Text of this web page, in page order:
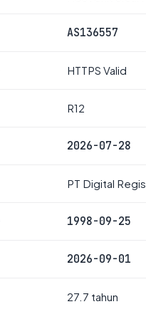
AS136557
HTTPS Valid
R12
2026-07-28
PT Digital
1998-09-25
2026-09-01
27.7 tahun